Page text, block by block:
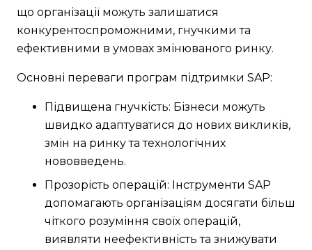
що організації можуть залишатися
конкурентоспроможними, гнучкими та
ефективними в умовах змінюваного ринку.
Основні переваги програм підтримки SAP:
Підвищена гнучкість: Бізнеси можуть
швидко адаптуватися до нових викликів,
змін на ринку та технологічних
нововведень.
Прозорість операцій: Інструменти SAP
допомагають організаціям досягати більш
чіткого розуміння своїх операцій,
виявляти неефективність та знижувати